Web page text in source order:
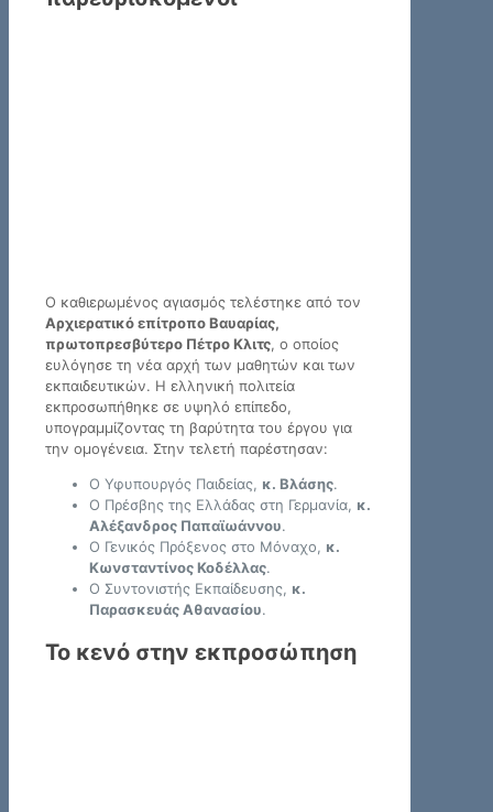
Ο καθιερωμένος αγιασμός τελέστηκε από τον
Αρχιερατικό επίτροπο Βαυαρίας,
πρωτοπρεσβύτερο Πέτρο Κλιτς, ο οποίος
ευλόγησε τη νέα αρχή των μαθητών και των
εκπαιδευτικών. Η ελληνική πολιτεία
εκπροσωπήθηκε σε υψηλό επίπεδο,
υπογραμμίζοντας τη βαρύτητα του έργου για
την ομογένεια. Στην τελετή παρέστησαν:
Ο Υφυπουργός Παιδείας, κ. Βλάσης.
Ο Πρέσβης της Ελλάδας στη Γερμανία, κ.
Αλέξανδρος Παπαϊωάννου.
Ο Γενικός Πρόξενος στο Μόναχο, κ.
Κωνσταντίνος Κοδέλλας.
Ο Συντονιστής Εκπαίδευσης, κ.
Παρασκευάς Αθανασίου.
Το κενό στην εκπροσώπηση